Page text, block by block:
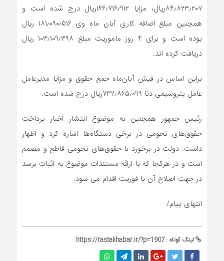
۸۴٫۸۲۳٫۲۰۷ریال، مزایا ۱۶۶٫۷۱۶٫۹۱۲ریال درج شده است و
همچنین مبلغ اضافه کاری آبان ماه وی ۱۸۱٫۰۹۰٫۵۱۶ ریال
بوده است و برای ۴ روز ماموریت مبلغ ۱۰۳٫۱۰۹٫۳۹۸ ریال
دریافت کرده ‌اند.
براین اساس در فیش آبان‌ماه جمع حقوق و مزایا مدیرعامل
عامل پتروشیمی دنا ۷۳۲٫۸۶۵٫۰۹۹ریال درج شده است.
رئیس جمهور همچنین به موضوع انتشار اخبار پرداخت
حقوق‌های نجومی در برخی دستگاه‌ها اشاره کرد و اظهار
داشت: دولت در برخورد با حقوق‌های نجومی قاطع و مصمم
است و در هرکجا که با ارائه مستندات موضوع به اثبات برسد
در جهت اصلاح آن با فوریت اقدام می شود.
انتهای پیام/
لینک کوتاه :https://rastakhabar.ir/?p=1907